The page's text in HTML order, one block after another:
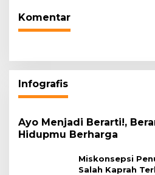
Komentar
Infografis
Ayo Menjadi Berarti!,
Hidupmu Berharga
Miskonsepsi
Salah Kaprah